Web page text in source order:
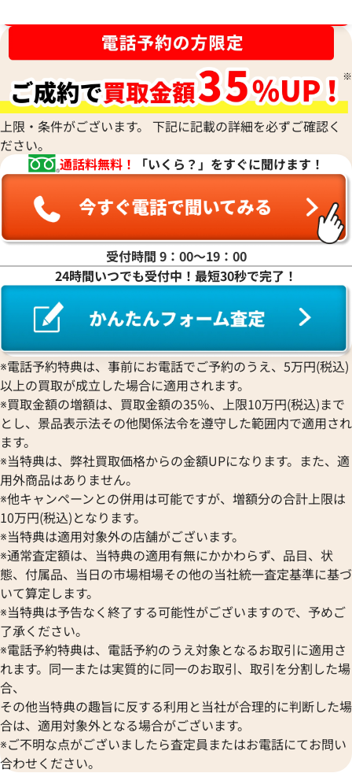
上限・条件がございます。 下記に記載の詳細を必ずご確認く
ださい。
通話料無料！
「いくら？」をすぐに聞けます！
受付時間 9：00〜19：00
24時間いつでも受付中！最短30秒で完了！
※電話予約特典は、事前にお電話でご予約のうえ、5万円(税込)
以上の買取が成立した場合に適用されます。
※買取金額の増額は、買取金額の35％、上限10万円(税込)まで
とし、景品表示法その他関係法令を遵守した範囲内で適用され
ます。
※当特典は、弊社買取価格からの金額UPになります。また、適
用外商品はありません。
※他キャンペーンとの併用は可能ですが、増額分の合計上限は
10万円(税込)となります。
※当特典は適用対象外の店舗がございます。
※通常査定額は、当特典の適用有無にかかわらず、品目、状
態、付属品、当日の市場相場その他の当社統一査定基準に基づ
いて算定します。
※当特典は予告なく終了する可能性がございますので、予めご
了承ください。
※電話予約特典は、電話予約のうえ対象となるお取引に適用さ
れます。同一または実質的に同一のお取引、取引を分割した場
合、
その他当特典の趣旨に反する利用と当社が合理的に判断した場
合は、適用対象外となる場合がございます。
※ご不明な点がございましたら査定員またはお電話にてお問い
合わせください。